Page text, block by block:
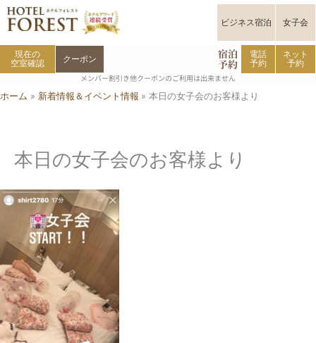
内
容
プ
ビジネス宿泊 女子会
現在の
空室確認
クーポン 宿泊
予約
電話
予約
ネット
予約
メンバー割引き他クーポンのご利用は出来ません
ホーム
新着情報＆イベント情報 本日の女子会のお客様より
本日の女子会のお客様より